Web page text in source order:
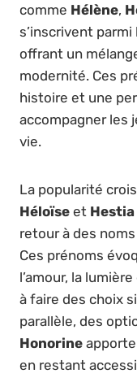
comme Hélène,
s’inscrivent
offrant un
modernité. Ces
histoire et une
accompagner les
vie.
La popularité
Héloïse et Hestia
retour à des
Ces prénoms
l’amour, la
à faire des choix
parallèle, des
Honorine
en restant